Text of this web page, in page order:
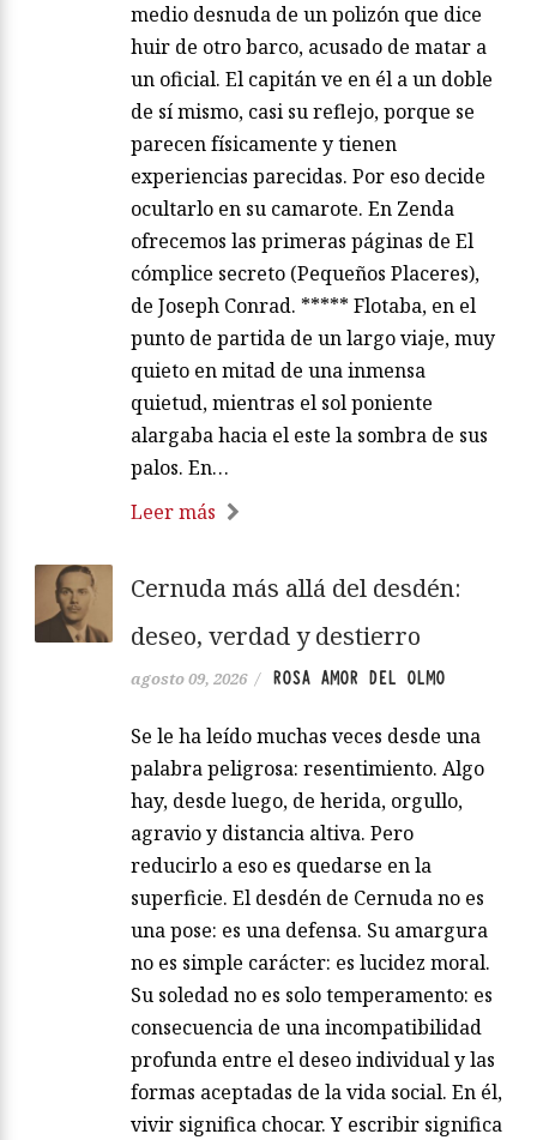
medio desnuda de un polizón que dice
huir de otro barco, acusado de matar a
un oficial. El capitán ve en él a un doble
de sí mismo, casi su reflejo, porque se
parecen físicamente y tienen
experiencias parecidas. Por eso decide
ocultarlo en su camarote. En Zenda
ofrecemos las primeras páginas de El
cómplice secreto (Pequeños Placeres),
de Joseph Conrad. ***** Flotaba, en el
punto de partida de un largo viaje, muy
quieto en mitad de una inmensa
quietud, mientras el sol poniente
alargaba hacia el este la sombra de sus
palos. En…
Leer más
Cernuda más allá del desdén:
deseo, verdad y destierro
agosto 09, 2026 / ROSA AMOR DEL OLMO
Se le ha leído muchas veces desde una
palabra peligrosa: resentimiento. Algo
hay, desde luego, de herida, orgullo,
agravio y distancia altiva. Pero
reducirlo a eso es quedarse en la
superficie. El desdén de Cernuda no es
una pose: es una defensa. Su amargura
no es simple carácter: es lucidez moral.
Su soledad no es solo temperamento: es
consecuencia de una incompatibilidad
profunda entre el deseo individual y las
formas aceptadas de la vida social. En él,
vivir significa chocar. Y escribir significa